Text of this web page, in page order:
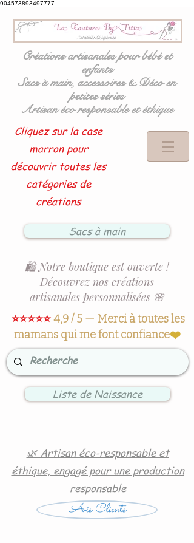
904573893497777
Créations artisanales pour bébé et
enfants
Sacs à main, accessoires & Déco en
petites séries
Artisan éco responsable et éthique
Cliquez sur la case
marron pour
découvrir toutes les
catégories de
créations
Sacs à main
🛍️ Notre boutique est ouverte !
Découvrez nos créations
artisanales personnalisées 🌸
⭐⭐⭐⭐⭐4,9 / 5 — Merci à toutes les
mamans qui me font confiance❤️
Liste de Naissance
🌿 Artisan éco-responsable et
éthique, engagé pour une production
responsable
Avis Clients